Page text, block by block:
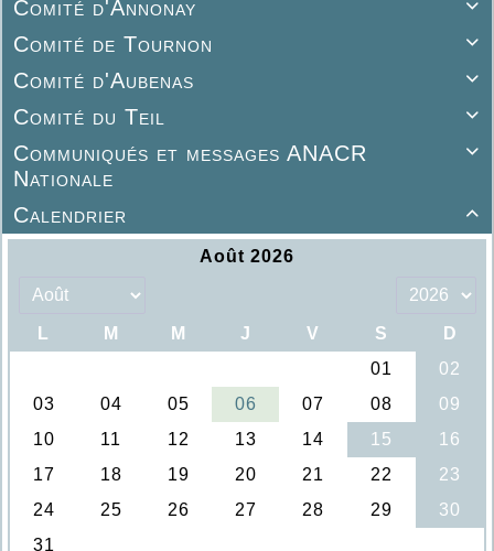

Comité d'Annonay

Comité de Tournon

Comité d'Aubenas

Comité du Teil

Communiqués et messages ANACR
Nationale

Calendrier